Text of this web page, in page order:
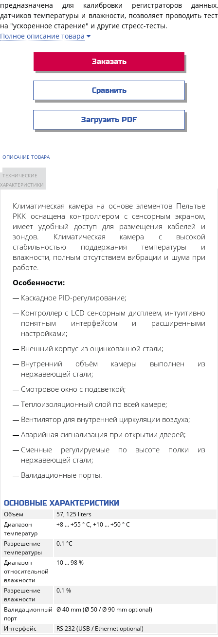
предназначена для калибровки регистраторов данных,
датчиков температуры и влажности, позволяет проводить тест
на "ускоренное старение" и другие стресс-тесты.
Полное описание товара
Заказать
Сравнить
Загрузить PDF
ОПИСАНИЕ ТОВАРА
ТЕХНИЧЕСКИЕ
ХАРАКТЕРИСТИКИ
Климатическая камера на основе элементов Пельтье
PKK оснащена контроллером с сенсорным экраном,
имеет удобный доступ для размещения кабелей и
зондов. Климатическая камера с высокой
стабильностью поддержания температуры и
влажности, полным отсутствием вибрации и шума при
работе.
Особенности:
Каскадное PID-регулирование;
Контроллер с LCD сенсорным дисплеем, интуитивно
понятным интерфейсом и расширенными
настройками;
Внешний корпус из оцинкованной стали;
Внутренний объём камеры выполнен из
нержавеющей стали;
Смотровое окно с подсветкой;
Теплоизоляционный слой по всей камере;
Вентилятор для внутренней циркуляции воздуха;
Аварийная сигнализация при открытии дверей;
Сменные регулируемые по высоте полки из
нержавеющей стали;
Валидационные порты.
ОСНОВНЫЕ ХАРАКТЕРИСТИКИ
Объем
57, 125 liters
Диапазон
температур
+8 ... +55 ° C, +10 ... +50 ° C
Разрешение
температуры
0.1 °C
Диапазон
относительной
влажности
10 ... 98 %
Разрешение
влажности
0.1 %
Валидационный
порт
Ø 40 mm (Ø 50 / Ø 90 mm optional)
Интерфейс RS 232 (USB / Ethernet optional)